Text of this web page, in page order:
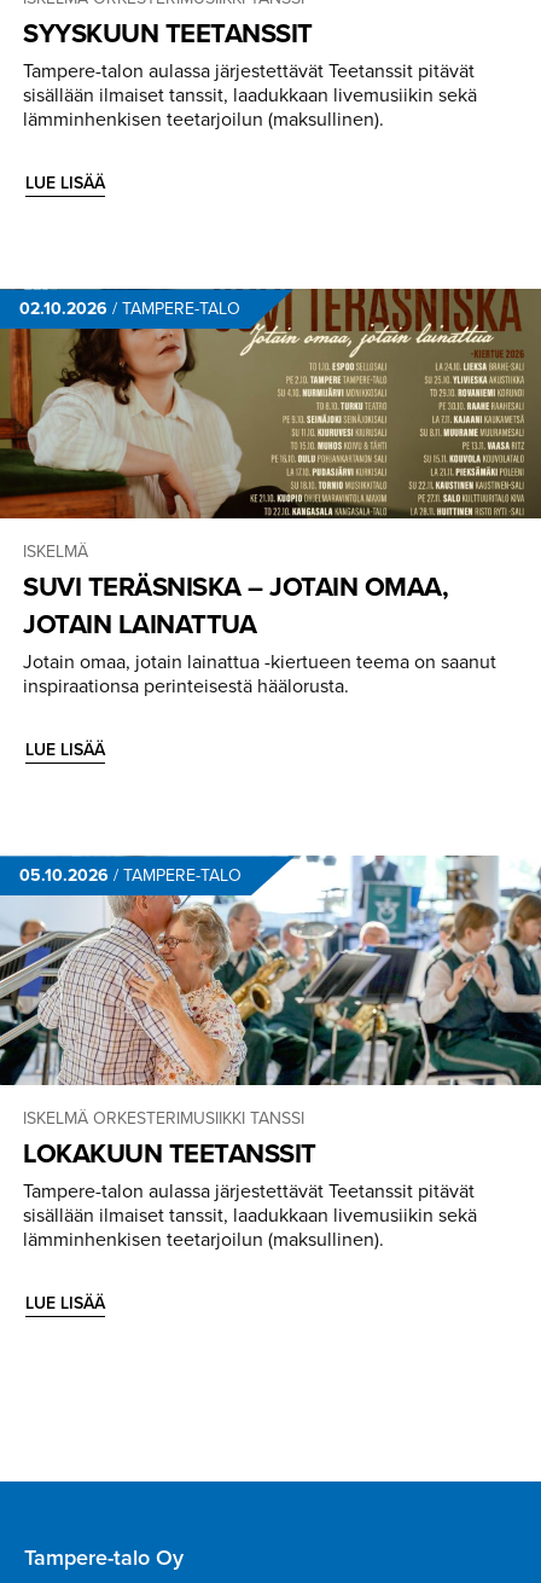
SYYSKUUN TEETANSSIT
Tampere-talon aulassa järjestettävät Teetanssit pitävät
sisällään ilmaiset tanssit, laadukkaan livemusiikin sekä
lämminhenkisen teetarjoilun (maksullinen).
LUE LISÄÄ
02.10.2026 /TAMPERE-TALO
ISKELMÄ
SUVI TERÄSNISKA – JOTAIN OMAA,
JOTAIN LAINATTUA
Jotain omaa, jotain lainattua -kiertueen teema on saanut
inspiraationsa perinteisestä häälorusta.
LUE LISÄÄ
05.10.2026 /TAMPERE-TALO
ISKELMÄORKESTERIMUSIIKKITANSSI
LOKAKUUN TEETANSSIT
Tampere-talon aulassa järjestettävät Teetanssit pitävät
sisällään ilmaiset tanssit, laadukkaan livemusiikin sekä
lämminhenkisen teetarjoilun (maksullinen).
LUE LISÄÄ
Tampere-talo Oy